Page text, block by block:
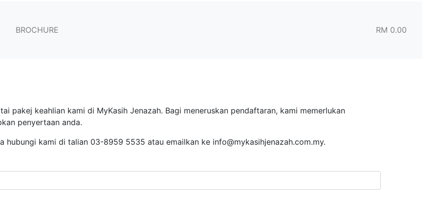
BROCHURE RM 0.00
pakej keahlian kami di MyKasih Jenazah. Bagi meneruskan pendaftaran, kami memerlukan
penyertaan anda.
hubungi kami di talian 03-8959 5535 atau emailkan ke info@mykasihjenazah.com.my.